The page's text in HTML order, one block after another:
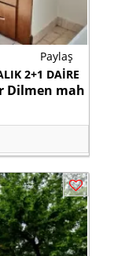
2+1 DAİRE
Dilmen mah
Paylaş